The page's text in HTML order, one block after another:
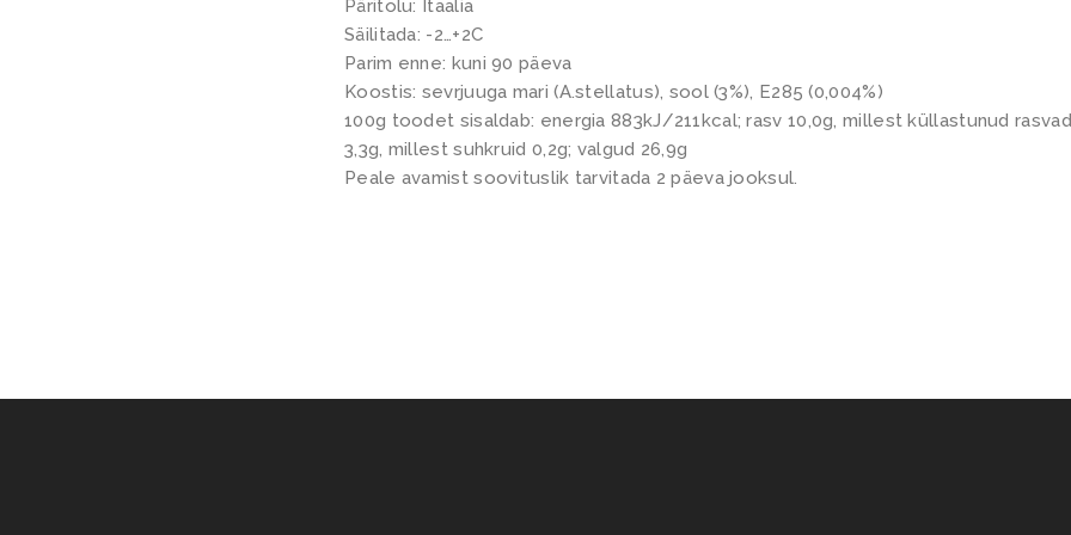
Päritolu: Itaalia
Säilitada: -2…+2C
Parim enne: kuni 90 päeva
Koostis: sevrjuuga mari (A.stellatus), sool (3%), E285 (0,004%)
100g toodet sisaldab: energia 883kJ/211kcal; rasv 10,0g, millest küllastunud
3,3g, millest suhkruid 0,2g; valgud 26,9g
Peale avamist soovituslik tarvitada 2 päeva jooksul.